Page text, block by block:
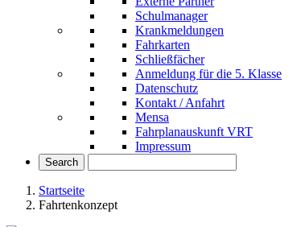
Schulmanager
Krankmeldungen
Fahrkarten
Schließfächer
Anmeldung für die 5. Klasse
Datenschutz
Kontakt / Anfahrt
Mensa
Fahrplanauskunft VRT
Impressum
Startseite
Fahrtenkonzept